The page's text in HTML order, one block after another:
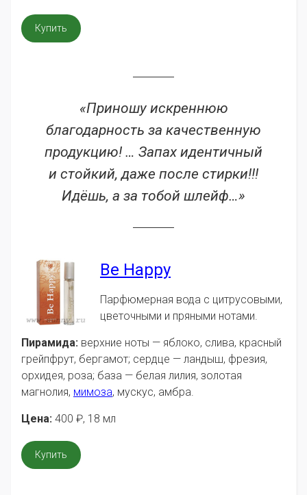
Купить
«Приношу искреннюю
благодарность за качественную
продукцию! … Запах идентичный
и стойкий, даже после стирки!!!
Идёшь, а за тобой шлейф…»
Be Happy
Парфюмерная вода с цитрусовыми,
цветочными и пряными нотами.
Пирамида: верхние ноты — яблоко, слива, красный
грейпфрут, бергамот; сердце — ландыш, фрезия,
орхидея, роза; база — белая лилия, золотая
магнолия, мимоза, мускус, амбра.
Цена: 400 ₽, 18 мл
Купить